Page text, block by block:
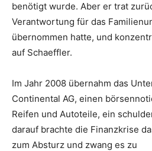
benötigt wurde. Aber er trat
Verantwortung für das
übernommen hatte, und
auf Schaeffler.
Im Jahr 2008 übernahm das
Continental AG, einen
Reifen und Autoteile, ein
darauf brachte die Finanzkrise
zum Absturz und zwang es zu